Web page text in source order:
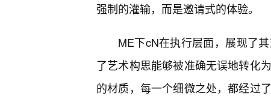
强制的灌输，而是邀请式的体验。
ME下cN在执行层面，展现了
了艺术构思能够被准确无误地转化
的材质，每一个细微之处，都经过